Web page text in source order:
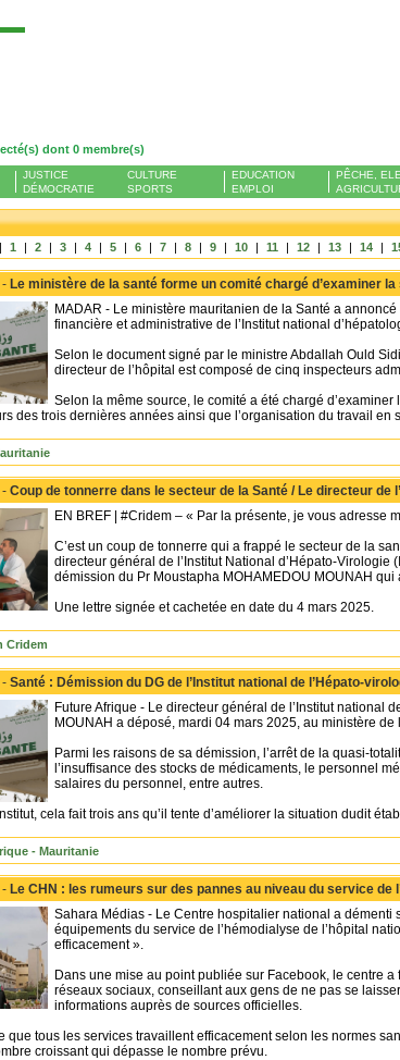
dont 0 membre(s)
JUSTICE
DÉMOCRATIE
CULTURE
SPORTS
EDUCATION
EMPLOI
PÊCHE,
| 1 | 2 | 3 | 4 | 5 | 6 | 7 | 8 | 9 | 10 | 11 | 12 | 13 | 14 |
- Le ministère de la santé forme un comité chargé d’examiner
MADAR - Le ministère mauritanien de la Santé a
financière et administrative de l’Institut national
Selon le document signé par le ministre Abdallah Ould
directeur de l’hôpital est composé de cinq inspecteurs
Selon la même source, le comité a été chargé
des trois dernières années ainsi que l’organisation du travail en
- Coup de tonnerre dans le secteur de la Santé / Le directeur de
EN BREF | #Cridem – « Par la présente, je vous adresse
C’est un coup de tonnerre qui a frappé le secteur de la
directeur général de l’Institut National d’Hépato-
démission du Pr Moustapha MOHAMEDOU MOUNAH
Une lettre signée et cachetée en date du 4 mars 2025.
Cridem
- Santé : Démission du DG de l’Institut national de l’Hépato-
Future Afrique - Le directeur général de l’Institut national
MOUNAH a déposé, mardi 04 mars 2025, au ministère
Parmi les raisons de sa démission, l’arrêt de la quasi-
l’insuffisance des stocks de médicaments, le personnel
salaires du personnel, entre autres.
cela fait trois ans qu’il tente d’améliorer la situation dudit
- Mauritanie
- Le CHN : les rumeurs sur des pannes au niveau du service
Sahara Médias - Le Centre hospitalier national a démenti
équipements du service de l’hémodialyse de l’hôpital
efficacement ».
Dans une mise au point publiée sur Facebook, le centre
réseaux sociaux, conseillant aux gens de ne pas se
informations auprès de sources officielles.
que tous les services travaillent efficacement selon les normes
croissant qui dépasse le nombre prévu.